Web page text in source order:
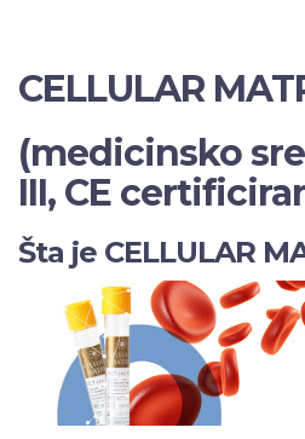
CELLULAR
(medicinsko
III, CE
Šta je CELLULAR